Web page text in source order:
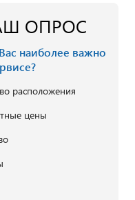
ОПРОС
наиболее важно
расположения
цены